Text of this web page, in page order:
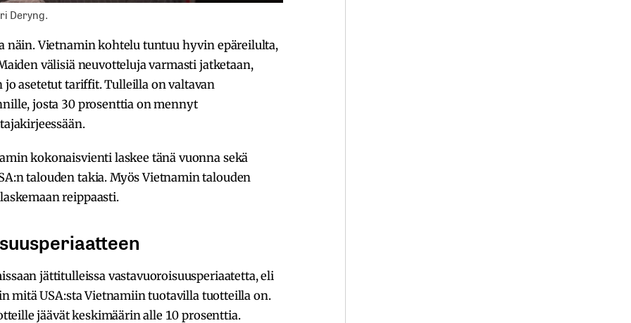
Deryng.
näin. Vietnamin kohtelu tuntuu hyvin epäreilulta,
välisiä neuvotteluja varmasti jatketaan,
asetetut tariffit. Tulleilla on valtavan
josta 30 prosenttia on mennyt
kokonaisvienti laskee tänä vuonna sekä
talouden takia. Myös Vietnamin talouden
reippaasti.
jättitulleissa vastavuoroisuusperiaatetta, eli
mitä USA:sta Vietnamiin tuotavilla tuotteilla on.
jäävät keskimäärin alle 10 prosenttia.